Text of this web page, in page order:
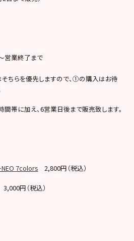
営業終了まで
ちらを優先しますので、①の購入はお待
に加え、6営業日後まで販売致します。
NEO 7colors 2,800円（税込）
3,000円（税込）